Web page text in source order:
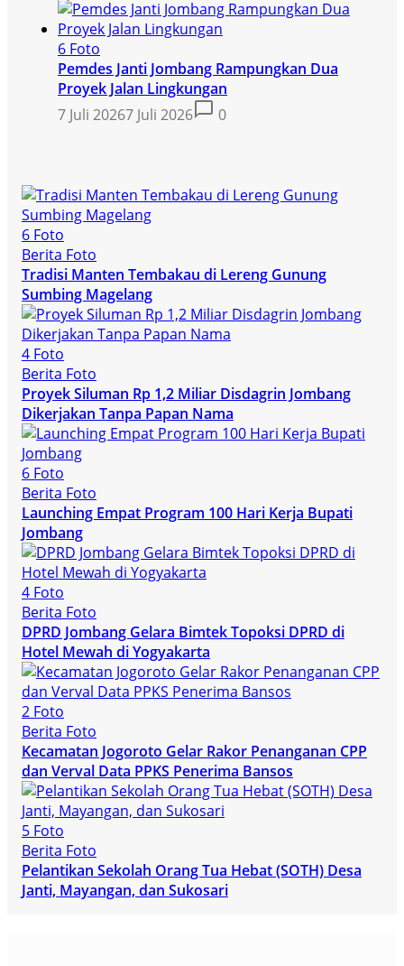
6 Foto
Pemdes Janti Jombang Rampungkan Dua
Proyek Jalan Lingkungan
7 Juli 20267 Juli 2026 0
6 Foto
Berita Foto
Tradisi Manten Tembakau di Lereng Gunung
Sumbing Magelang
4 Foto
Berita Foto
Proyek Siluman Rp 1,2 Miliar Disdagrin Jombang
Dikerjakan Tanpa Papan Nama
6 Foto
Berita Foto
Launching Empat Program 100 Hari Kerja Bupati
Jombang
4 Foto
Berita Foto
DPRD Jombang Gelara Bimtek Topoksi DPRD di
Hotel Mewah di Yogyakarta
2 Foto
Berita Foto
Kecamatan Jogoroto Gelar Rakor Penanganan CPP
dan Verval Data PPKS Penerima Bansos
5 Foto
Berita Foto
Pelantikan Sekolah Orang Tua Hebat (SOTH) Desa
Janti, Mayangan, dan Sukosari